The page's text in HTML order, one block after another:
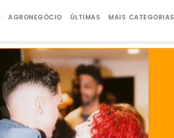
AGRONEGÓCIO ÚLTIMAS MAIS CATEGORIAS